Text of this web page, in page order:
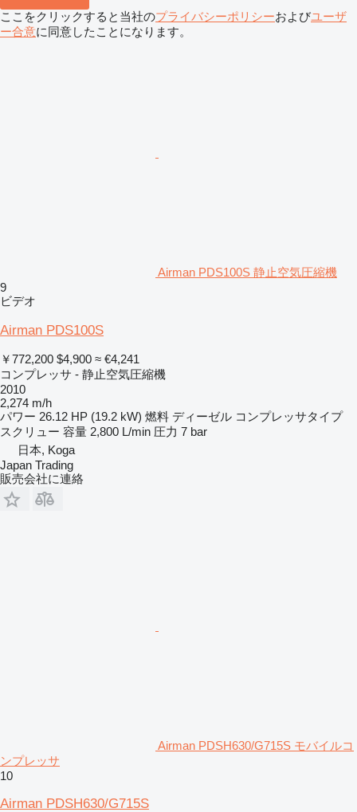
ここをクリックすると当社のプライバシーポリシーおよびユーザ
ー合意に同意したことになります。
Airman PDS100S 静止空気圧縮機
9
ビデオ
Airman PDS100S
￥772,200 $4,900 ≈ €4,241
コンプレッサ - 静止空気圧縮機
2010
2,274 m/h
パワー 26.12 HP (19.2 kW) 燃料 ディーゼル コンプレッサタイプ
スクリュー 容量 2,800 L/min 圧力 7 bar
日本, Koga
Japan Trading
販売会社に連絡
Airman PDSH630/G715S モバイルコ
ンプレッサ
10
Airman PDSH630/G715S